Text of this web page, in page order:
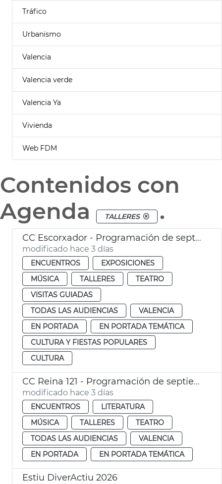
Tráfico
Urbanismo
Valencia
Valencia verde
Valencia Ya
Vivienda
Web FDM
Contenidos con
Agenda
TALLERES .
CC Escorxador - Programación de septiembre
modificado hace 3 días
ENCUENTROS
EXPOSICIONES
MÚSICA
TALLERES
TEATRO
VISITAS GUIADAS
TODAS LAS AUDIENCIAS
VALENCIA
EN PORTADA
EN PORTADA TEMÁTICA
CULTURA Y FIESTAS POPULARES
CULTURA
CC Reina 121 - Programación de septiembre
modificado hace 3 días
ENCUENTROS
LITERATURA
MÚSICA
TALLERES
TEATRO
TODAS LAS AUDIENCIAS
VALENCIA
EN PORTADA
EN PORTADA TEMÁTICA
Estiu DiverActiu 2026